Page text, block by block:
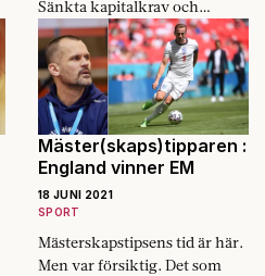
Sänkta kapitalkrav och
corona är förklaringar.
Mäster(skaps)tipparen :
England vinner EM
18 JUNI 2021
SPORT
Mästerskapstipsens tid är här.
Men var försiktig. Det som